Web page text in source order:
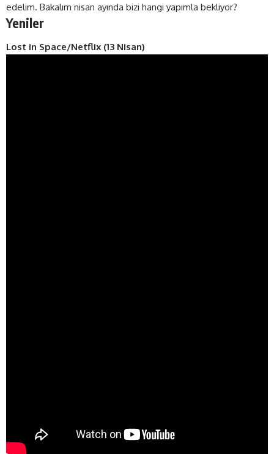
edelim. Bakalım nisan ayında bizi hangi yapımla bekliyor?
Yeniler
Lost in Space/Netflix (13 Nisan)